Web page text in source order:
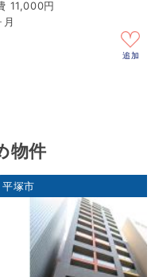
11,000円
追加
物件
平塚市